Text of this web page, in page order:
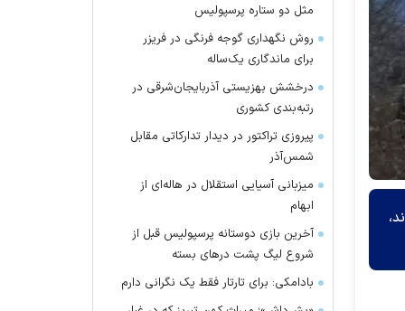
مثل دو ستاره پرسپولیس
روش نگهداری گوجه فرنگی در فریزر
برای ماندگاری یک‌ساله
درخشش بهزیستی آذربایجان‌شرقی در
رتبه‌بندی کشوری
پیروزی تراکتور در دیدار تدارکاتی مقابل
شمس‌آذر
میزبانی آسیایی استقلال در هاله‌ای از
ابهام
آخرین بازی دوستانه پرسپولیس قبل از
شروع لیگ پشت در‌های بسته
بادامکی: برای تارتار فقط یک نگرانی دارم